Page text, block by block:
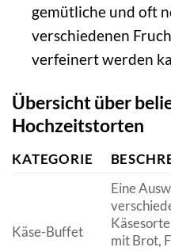
gemütliche und oft
verschiedenen
verfeinert werden
Übersicht über
Hochzeitstorten
KATEGORIE
Käse-Buffet
Eine
mit Brot,